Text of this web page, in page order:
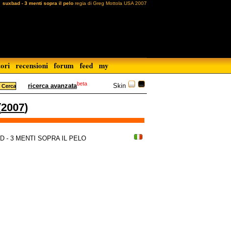
suxbad - 3 menti sopra il pelo regia di Greg Mottola USA 2007
recensioni forum feed my
Skin
ricerca avanzatabeta
2007)
- 3 MENTI SOPRA IL PELO